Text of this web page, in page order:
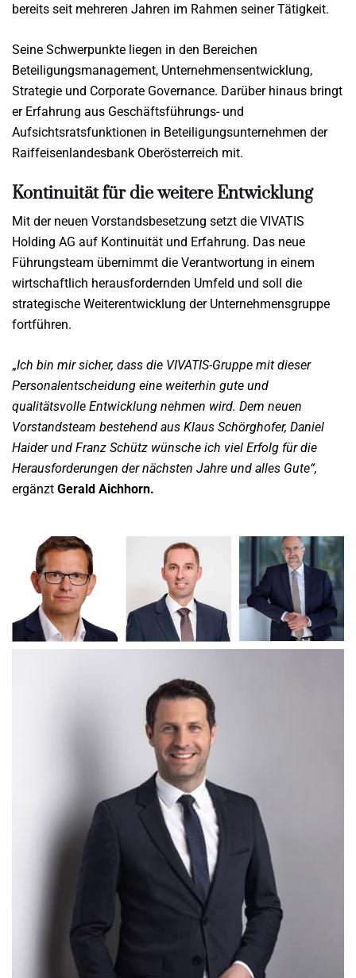
bereits seit mehreren Jahren im Rahmen seiner Tätigkeit.
Seine Schwerpunkte liegen in den Bereichen
Beteiligungsmanagement, Unternehmensentwicklung,
Strategie und Corporate Governance. Darüber hinaus bringt
er Erfahrung aus Geschäftsführungs- und
Aufsichtsratsfunktionen in Beteiligungsunternehmen der
Raiffeisenlandesbank Oberösterreich mit.
Kontinuität für die weitere Entwicklung
Mit der neuen Vorstandsbesetzung setzt die VIVATIS
Holding AG auf Kontinuität und Erfahrung. Das neue
Führungsteam übernimmt die Verantwortung in einem
wirtschaftlich herausfordernden Umfeld und soll die
strategische Weiterentwicklung der Unternehmensgruppe
fortführen.
„Ich bin mir sicher, dass die VIVATIS-Gruppe mit dieser
Personalentscheidung eine weiterhin gute und
qualitätsvolle Entwicklung nehmen wird. Dem neuen
Vorstandsteam bestehend aus Klaus Schörghofer, Daniel
Haider und Franz Schütz wünsche ich viel Erfolg für die
Herausforderungen der nächsten Jahre und alles Gute“,
ergänzt Gerald Aichhorn.